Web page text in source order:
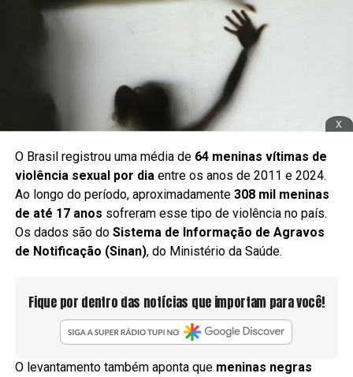
x
O Brasil registrou uma média de 64 meninas vítimas de
violência sexual por diaentre os anos de 2011 e 2024.
Ao longo do período, aproximadamente 308 mil meninas
de até 17 anos sofreram esse tipo de violência no país.
Os dados são do Sistema de Informação de Agravos
de Notificação (Sinan), do Ministério da Saúde.
Fique por dentro das notícias que importam para você!
O levantamento também aponta que meninas negras